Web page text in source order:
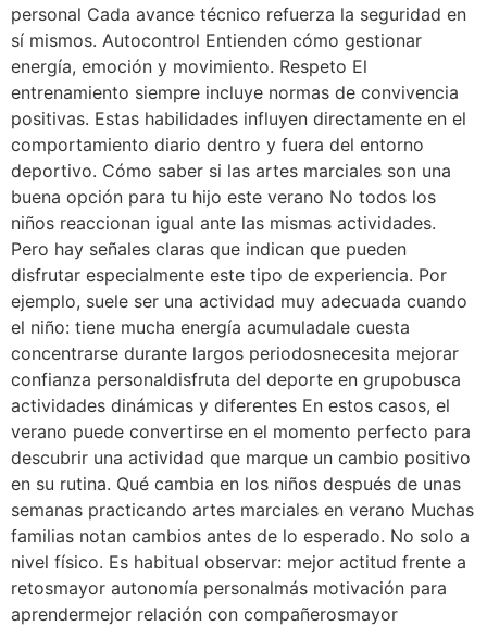
personal Cada avance técnico refuerza la seguridad en
sí mismos. Autocontrol Entienden cómo gestionar
energía, emoción y movimiento. Respeto El
entrenamiento siempre incluye normas de convivencia
positivas. Estas habilidades influyen directamente en el
comportamiento diario dentro y fuera del entorno
deportivo. Cómo saber si las artes marciales son una
buena opción para tu hijo este verano No todos los
niños reaccionan igual ante las mismas actividades.
Pero hay señales claras que indican que pueden
disfrutar especialmente este tipo de experiencia. Por
ejemplo, suele ser una actividad muy adecuada cuando
el niño: tiene mucha energía acumuladale cuesta
concentrarse durante largos periodosnecesita mejorar
confianza personaldisfruta del deporte en grupobusca
actividades dinámicas y diferentes En estos casos, el
verano puede convertirse en el momento perfecto para
descubrir una actividad que marque un cambio positivo
en su rutina. Qué cambia en los niños después de unas
semanas practicando artes marciales en verano Muchas
familias notan cambios antes de lo esperado. No solo a
nivel físico. Es habitual observar: mejor actitud frente a
retosmayor autonomía personalmás motivación para
aprendermejor relación con compañerosmayor